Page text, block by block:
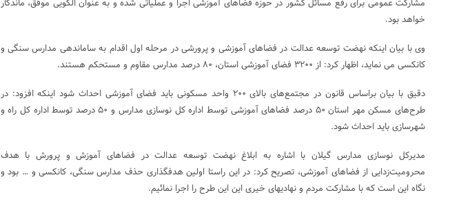
مشارکت عمومی برای رفع مسائل کشور در حوزه فضاهای آموزشی اجرا و عملیاتی شده و به عنوان الگویی موفق، ماندگار
خواهد بود.
وی با بیان اینکه نهضت توسعه عدالت در فضاهای آموزشی و پرورشی در مرحله اول اقدام به ساماندهی مدارس سنگی و
کانکسی می نماید، اظهار کرد: از ۳۲۰۰ فضای آموزشی استان، ۸۰ درصد مدارس مقاوم و مستحکم هستند.
دقیق با بیان براساس قانون در مجتمع‌های بالای ۲۰۰ واحد مسکونی باید فضای آموزشی احداث شود اینکه افزود: در
طرح‌های مسکن مهر استان ۵۰ درصد فضاهای آموزشی توسط اداره کل نوسازی مدارس و ۵۰ درصد توسط اداره کل راه و
شهرسازی باید احداث شود.
مدیرکل نوسازی مدارس گیلان با اشاره به ابلاغ نهضت توسعه عدالت در فضاهای آموزش و پرورش با هدف
محرومیت‌زدایی از فضاهای آموزشی، تصریح کرد: در این راستا اولین هدفگذاری حذف مدارس سنگی، کانکسی و … بود و
نگاه این است که با مشارکت مردم و نهادیهای خیری این این طرح را اجرا نمائیم.